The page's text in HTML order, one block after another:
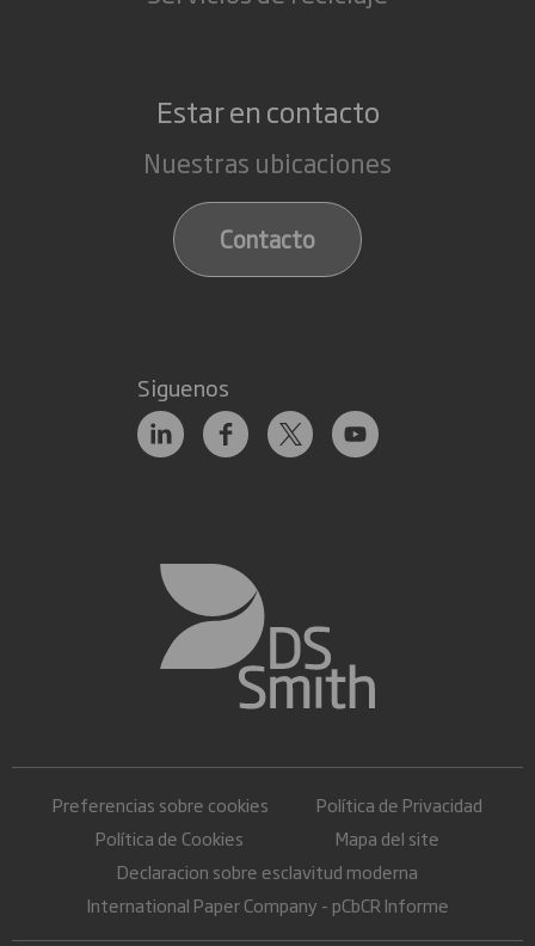
Estar en contacto
Nuestras ubicaciones
Contacto
Siguenos
Preferencias sobre cookies
Política de Privacidad
Política de Cookies
Mapa del site
Declaracion sobre esclavitud moderna
International Paper Company - pCbCR Informe